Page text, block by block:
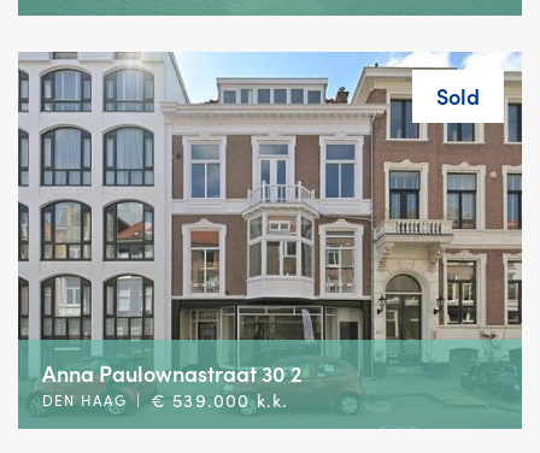
Sold
Anna Paulownastraat 30 2
DEN HAAG | € 539.000 k.k.